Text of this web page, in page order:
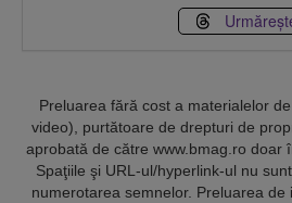
Preluarea fără cost a materialelor
video), purtătoare de drepturi de
aprobată de către www.bmag.ro doar
Spaţiile şi URL-ul/hyperlink-ul nu
numerotarea semnelor. Preluarea de